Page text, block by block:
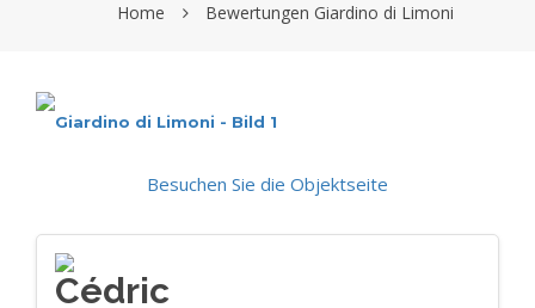
Home Bewertungen Giardino di Limoni
Besuchen Sie die Objektseite